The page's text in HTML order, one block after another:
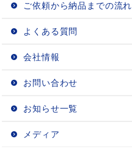
ご依頼から納品までの流れ
よくある質問
会社情報
お問い合わせ
お知らせ一覧
メディア